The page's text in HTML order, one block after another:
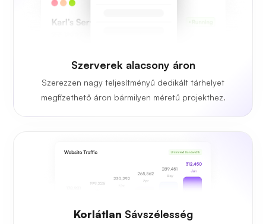
Szerverek alacsony áron
Szerezzen nagy teljesítményű dedikált tárhelyet
megfizethető áron bármilyen méretű projekthez.
Korlátlan Sávszélesség